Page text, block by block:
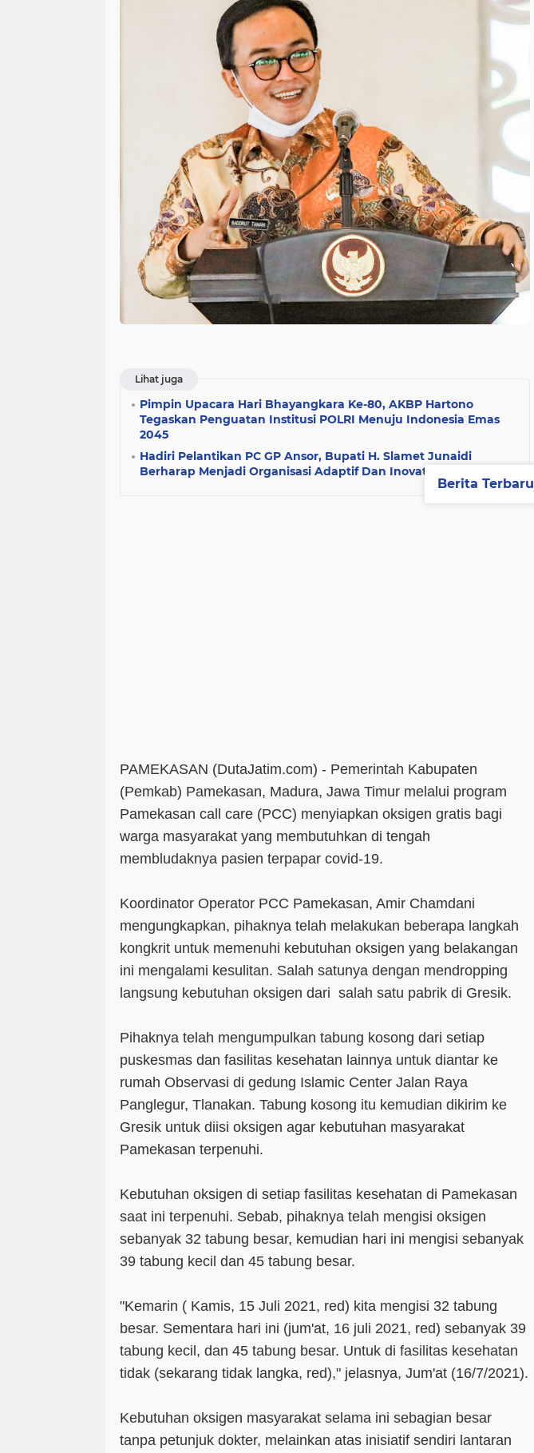
Lihat juga
Pimpin Upacara Hari Bhayangkara Ke-80, AKBP Hartono
Tegaskan Penguatan Institusi POLRI Menuju Indonesia Emas
2045
Hadiri Pelantikan PC GP Ansor, Bupati H. Slamet Junaidi
Berharap Menjadi Organisasi Adaptif Dan Inovatif
PAMEKASAN (DutaJatim.com) - Pemerintah Kabupaten
(Pemkab) Pamekasan, Madura, Jawa Timur melalui program
Pamekasan call care (PCC) menyiapkan oksigen gratis bagi
warga masyarakat yang membutuhkan di tengah
membludaknya pasien terpapar covid-19.
Koordinator Operator PCC Pamekasan, Amir Chamdani
mengungkapkan, pihaknya telah melakukan beberapa langkah
kongkrit untuk memenuhi kebutuhan oksigen yang belakangan
ini mengalami kesulitan. Salah satunya dengan mendropping
langsung kebutuhan oksigen dari salah satu pabrik di Gresik.
Pihaknya telah mengumpulkan tabung kosong dari setiap
puskesmas dan fasilitas kesehatan lainnya untuk diantar ke
rumah Observasi di gedung Islamic Center Jalan Raya
Panglegur, Tlanakan. Tabung kosong itu kemudian dikirim ke
Gresik untuk diisi oksigen agar kebutuhan masyarakat
Pamekasan terpenuhi.
Kebutuhan oksigen di setiap fasilitas kesehatan di Pamekasan
saat ini terpenuhi. Sebab, pihaknya telah mengisi oksigen
sebanyak 32 tabung besar, kemudian hari ini mengisi sebanyak
39 tabung kecil dan 45 tabung besar.
"Kemarin ( Kamis, 15 Juli 2021, red) kita mengisi 32 tabung
besar. Sementara hari ini (jum'at, 16 juli 2021, red) sebanyak 39
tabung kecil, dan 45 tabung besar. Untuk di fasilitas kesehatan
tidak (sekarang tidak langka, red)," jelasnya, Jum'at (16/7/2021).
Kebutuhan oksigen masyarakat selama ini sebagian besar
tanpa petunjuk dokter, melainkan atas inisiatif sendiri lantaran
Berita Terbaru